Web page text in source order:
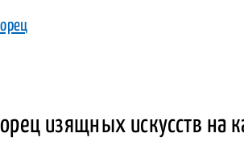
изящных искусств на